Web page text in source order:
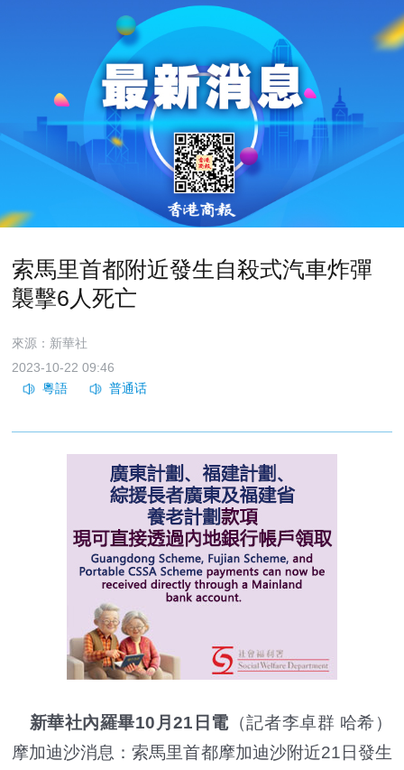
索馬里首都附近發生自殺式汽車炸彈
襲擊6人死亡
來源：新華社
2023-10-22 09:46
新華社內羅畢10月21日電（記者李卓群 哈希）
摩加迪沙消息：索馬里首都摩加迪沙附近21日發生